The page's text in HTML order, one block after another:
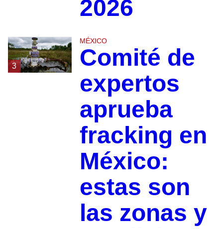
2026
3
MÉXICO
Comité de
expertos
aprueba
fracking en
México:
estas son
las zonas y